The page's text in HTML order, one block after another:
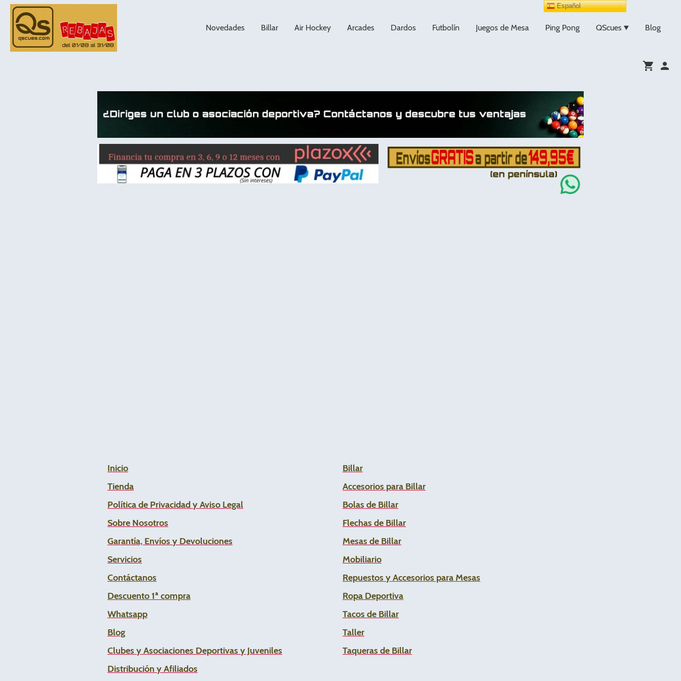
Novedades Billar Air Hockey Arcades Dardos Futbolín Juegos de Mesa Ping Pong QScues Blog
Inicio
Tienda
Política de Privacidad y Aviso Legal
Sobre Nosotros
Garantía, Envíos y Devoluciones
Servicios
Contáctanos
Descuento 1ª compra
Whatsapp
Blog
Clubes y Asociaciones Deportivas y Juveniles
Distribución y Afiliados
Billar
Accesorios para Billar
Bolas de Billar
Flechas de Billar
Mesas de Billar
Mobiliario
Repuestos y Accesorios para Mesas
Ropa Deportiva
Tacos de Billar
Taller
Taqueras de Billar
Español